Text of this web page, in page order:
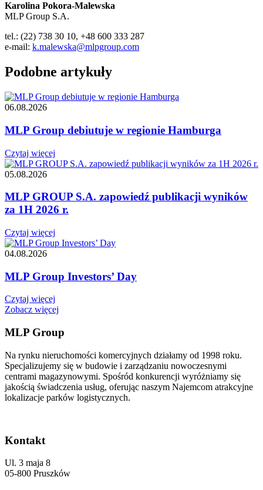
Karolina Pokora-Malewska
MLP Group S.A.
tel.: (22) 738 30 10, +48 600 333 287
e-mail: k.malewska@mlpgroup.com
Podobne artykuły
06.08.2026
MLP Group debiutuje w regionie Hamburga
Czytaj więcej
05.08.2026
MLP GROUP S.A. zapowiedź publikacji wyników
za 1H 2026 r.
Czytaj więcej
04.08.2026
MLP Group Investors’ Day
Czytaj więcej
Zobacz więcej
MLP Group
Na rynku nieruchomości komercyjnych działamy od 1998 roku.
Specjalizujemy się w budowie i zarządzaniu nowoczesnymi
centrami magazynowymi. Spośród konkurencji wyróżniamy się
jakością świadczenia usług, oferując naszym Najemcom atrakcyjne
lokalizacje parków logistycznych.
Kontakt
Ul. 3 maja 8
05-800 Pruszków